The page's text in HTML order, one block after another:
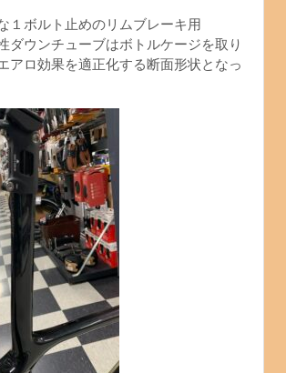
１ボルト止めのリムブレーキ用
ダウンチューブはボトルケージを取り
アロ効果を適正化する断面形状となっ